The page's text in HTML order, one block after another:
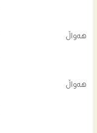
هەواڵ
هەواڵ